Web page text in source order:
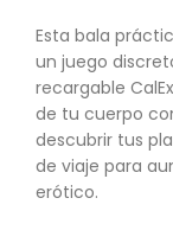
Esta bala
un juego
recargable
de tu cuerpo
descubrir tus
de viaje para
erótico.